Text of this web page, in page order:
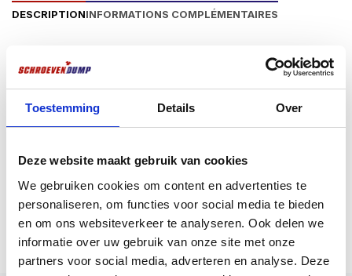
Toestemming Details Over
Deze website maakt gebruik van cookies
We gebruiken cookies om content en advertenties te
personaliseren, om functies voor social media te bieden
en om ons websiteverkeer te analyseren. Ook delen we
informatie over uw gebruik van onze site met onze
partners voor social media, adverteren en analyse. Deze
DESCRIPTIONINFORMATIONS COMPLÉMENTAIRES
Description du produit
Vis à panneaux d’aggloméré en acier inoxydable
Screwdump Vis pour panneaux d’aggloméré en acier
comme à l’extérieur et ont un entraînement Torx (TX).
transfert de puissance entre l’outil et la vis, et un
risque moindre d’éjection de l’outil de la vis. Cela facilite
le montage.
Utilisez de préférence des embouts Screwdump pour
un assemblage optimal. Les vis Screwdump sont
Plus d'informations